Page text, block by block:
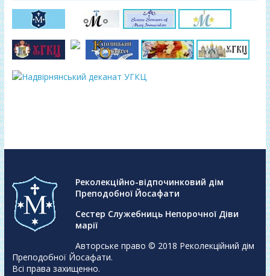
Реколекційно-відпочинковий дім
Преподобної Йосафати
Сестер Служебниць Непорочної Діви
марії
Авторське право © 2018 Реколекційний дім
Преподобної Йосафати.
Всі права захищенно.